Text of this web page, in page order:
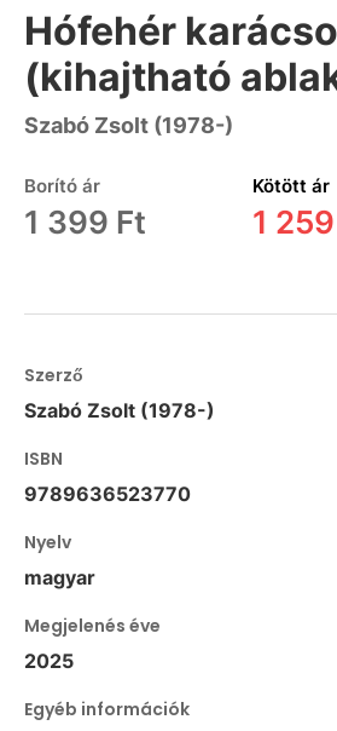
Hófehér
(kihajtható
Szabó Zsolt (1978-)
Borító ár
1 399 Ft
Kötött ár
1
Szerző
Szabó Zsolt (1978-)
ISBN
9789636523770
Nyelv
magyar
Megjelenés éve
2025
Egyéb információk